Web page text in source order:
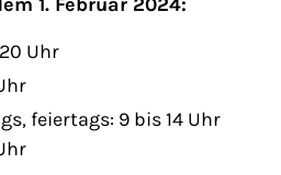
Uhr
feiertags: 9 bis 14 Uhr